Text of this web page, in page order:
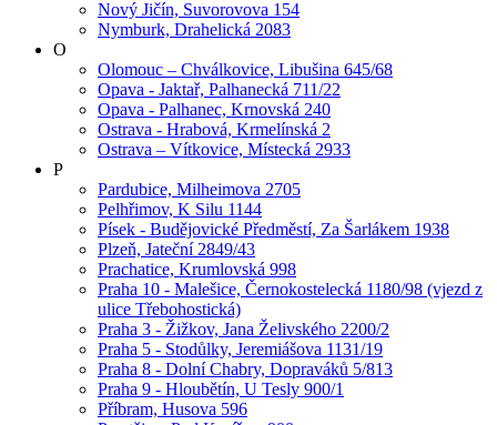
Nový Jičín, Suvorovova 154
Nymburk, Drahelická 2083
O
Olomouc – Chválkovice, Libušina 645/68
Opava - Jaktař, Palhanecká 711/22
Opava - Palhanec, Krnovská 240
Ostrava - Hrabová, Krmelínská 2
Ostrava – Vítkovice, Místecká 2933
P
Pardubice, Milheimova 2705
Pelhřimov, K Silu 1144
Písek - Budějovické Předměstí, Za Šarlákem 1938
Plzeň, Jateční 2849/43
Prachatice, Krumlovská 998
Praha 10 - Malešice, Černokostelecká 1180/98 (vjezd z
ulice Třebohostická)
Praha 3 - Žižkov, Jana Želivského 2200/2
Praha 5 - Stodůlky, Jeremiášova 1131/19
Praha 8 - Dolní Chabry, Dopraváků 5/813
Praha 9 - Hloubětín, U Tesly 900/1
Příbram, Husova 596